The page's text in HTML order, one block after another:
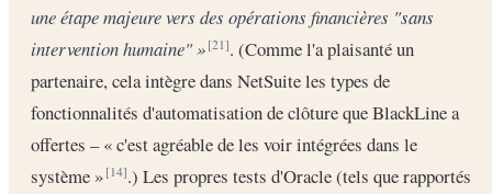
une étape majeure vers des opérations financières "sans
intervention humaine" » [21]. (Comme l'a plaisanté un
partenaire, cela intègre dans NetSuite les types de
fonctionnalités d'automatisation de clôture que BlackLine a
offertes – « c'est agréable de les voir intégrées dans le
système »[14].) Les propres tests d'Oracle (tels que rapportés